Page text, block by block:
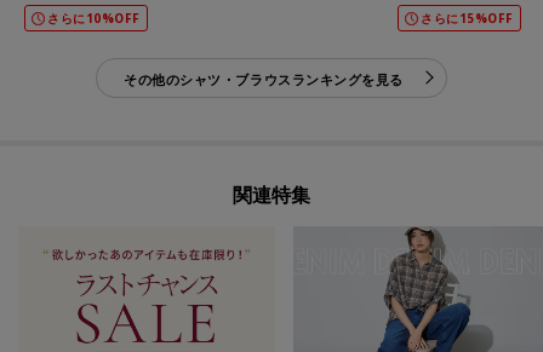
さらに10%OFF さらに15%OFF
その他のシャツ・ブラウスランキングを見る
関連特集